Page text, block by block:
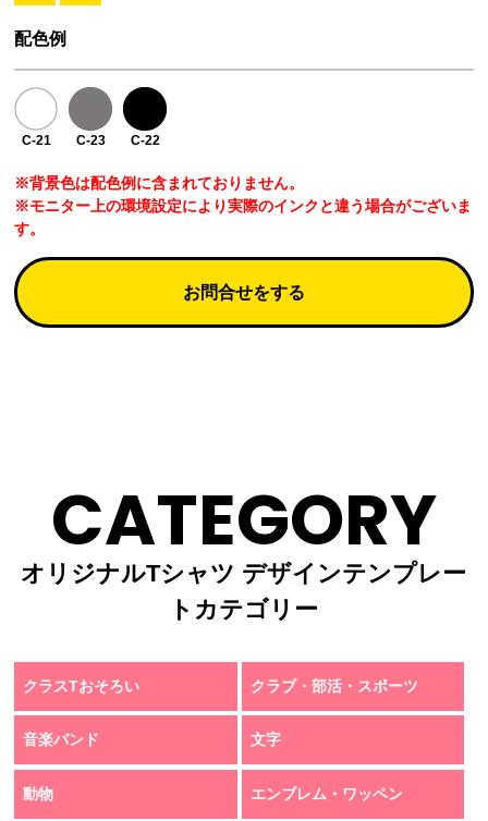
配色例
C-21 C-23 C-22
※背景色は配色例に含まれておりません。
※モニター上の環境設定により実際のインクと違う場合がございま
す。
お問合せをする
CATEGORY
オリジナルTシャツ デザインテンプレー
トカテゴリー
クラスTおそろい クラブ・部活・スポーツ
音楽バンド 文字
動物 エンブレム・ワッペン